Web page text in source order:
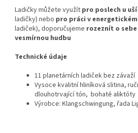
Ladičky můžete využít pro poslech u uší
ladičky) nebo pro práci v
ladiček), doporučujeme rozeznít o
vesmírnou hudbu
Technické údaje
11 planetárních ladiček bez závaží
Vysoce kvalitní hliníková slitina,
dlouhotrvající tón, bohaté aliktóty
Výrobce: Klangschwingung, řada